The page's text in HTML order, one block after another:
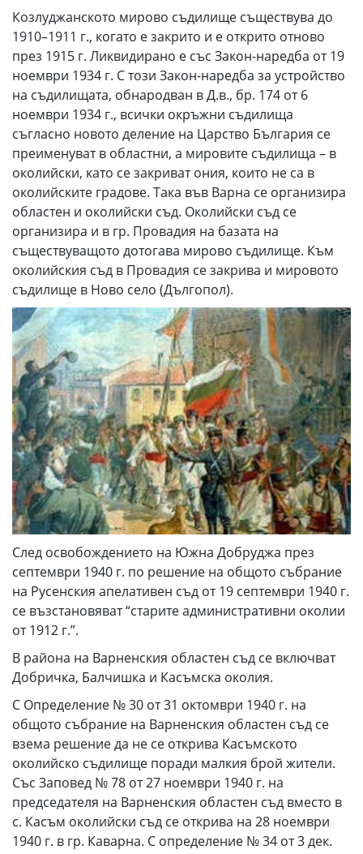
Козлуджанското мирово съдилище съществува до
1910–1911 г., когато е закрито и е открито отново
през 1915 г. Ликвидирано е със Закон-наредба от 19
ноември 1934 г. С този Закон-наредба за устройство
на съдилищата, обнародван в Д.в., бр. 174 от 6
ноември 1934 г., всички окръжни съдилища
съгласно новото деление на Царство България се
преименуват в областни, а мировите съдилища – в
околийски, като се закриват ония, които не са в
околийските градове. Така във Варна се организира
областен и околийски съд. Околийски съд се
организира и в гр. Провадия на базата на
съществуващото дотогава мирово съдилище. Към
околийския съд в Провадия се закрива и мировото
съдилище в Ново село (Дългопол).
След освобождението на Южна Добруджа през
септември 1940 г. по решение на общото събрание
на Русенския апелативен съд от 19 септември 1940 г.
се възстановяват “старите административни околии
от 1912 г.”.
В района на Варненския областен съд се включват
Добричка, Балчишка и Касъмска околия.
С Определение № 30 от 31 октомври 1940 г. на
общото събрание на Варненския областен съд се
взема решение да не се открива Касъмското
околийско съдилище поради малкия брой жители.
Със Заповед № 78 от 27 ноември 1940 г. на
председателя на Варненския областен съд вместо в
с. Касъм околийски съд се открива на 28 ноември
1940 г. в гр. Каварна. С определение № 34 от 3 дек.